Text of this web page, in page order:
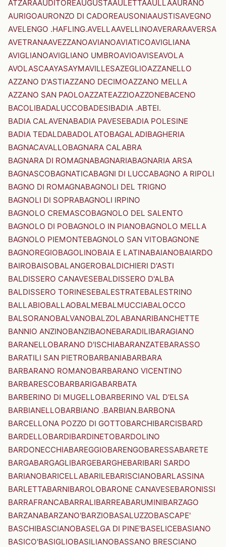
ATZARAAUDITOREAUGUSTAAULETTAAULLAAURANO
AURIGOAURONZO DI CADOREAUSONIAAUSTISAVEGNO
AVELENGO .HAFLING.AVELLAAVELLINOAVERARAAVERSA
AVETRANAAVEZZANOAVIANOAVIATICOAVIGLIANA
AVIGLIANOAVIGLIANO UMBROAVIOAVISEAVOLA
AVOLASCAAYASAYMAVILLESAZEGLIOAZZANELLO
AZZANO D'ASTIAZZANO DECIMOAZZANO MELLA
AZZANO SAN PAOLOAZZATEAZZIOAZZONEBACENO
BACOLIBADALUCCOBADESIBADIA .ABTEI.
BADIA CALAVENABADIA PAVESEBADIA POLESINE
BADIA TEDALDABADOLATOBAGALADIBAGHERIA
BAGNACAVALLOBAGNARA CALABRA
BAGNARA DI ROMAGNABAGNARIABAGNARIA ARSA
BAGNASCOBAGNATICABAGNI DI LUCCABAGNO A RIPOLI
BAGNO DI ROMAGNABAGNOLI DEL TRIGNO
BAGNOLI DI SOPRABAGNOLI IRPINO
BAGNOLO CREMASCOBAGNOLO DEL SALENTO
BAGNOLO DI POBAGNOLO IN PIANOBAGNOLO MELLA
BAGNOLO PIEMONTEBAGNOLO SAN VITOBAGNONE
BAGNOREGIOBAGOLINOBAIA E LATINABAIANOBAIARDO
BAIROBAISOBALANGEROBALDICHIERI D'ASTI
BALDISSERO CANAVESEBALDISSERO D'ALBA
BALDISSERO TORINESEBALESTRATEBALESTRINO
BALLABIOBALLAOBALMEBALMUCCIABALOCCO
BALSORANOBALVANOBALZOLABANARIBANCHETTE
BANNIO ANZINOBANZIBAONEBARADILIBARAGIANO
BARANELLOBARANO D'ISCHIABARANZATEBARASSO
BARATILI SAN PIETROBARBANIABARBARA
BARBARANO ROMANOBARBARANO VICENTINO
BARBARESCOBARBARIGABARBATA
BARBERINO DI MUGELLOBARBERINO VAL D'ELSA
BARBIANELLOBARBIANO .BARBIAN.BARBONA
BARCELLONA POZZO DI GOTTOBARCHIBARCISBARD
BARDELLOBARDIBARDINETOBARDOLINO
BARDONECCHIABAREGGIOBARENGOBARESSABARETE
BARGABARGAGLIBARGEBARGHEBARIBARI SARDO
BARIANOBARICELLABARILEBARISCIANOBARLASSINA
BARLETTABARNIBAROLOBARONE CANAVESEBARONISSI
BARRAFRANCABARRALIBARREABARUMINIBARZAGO
BARZANABARZANO'BARZIOBASALUZZOBASCAPE'
BASCHIBASCIANOBASELGA DI PINE'BASELICEBASIANO
BASICO'BASIGLIOBASILIANOBASSANO BRESCIANO